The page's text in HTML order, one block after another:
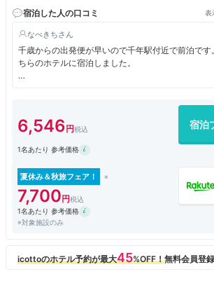
宿泊した人の口コミ 表
なべきち
千歳からの出発便が早いので千年駅付近で前泊です
ちらのホテルに宿泊しました。
シンプルですが利用しやすい部屋清潔で快適です。
6,546 宿泊
1名あたり 参考価格
夏休み＆秋旅フェア！
7,700
1名あたり 参考価格
※対象施設のみ